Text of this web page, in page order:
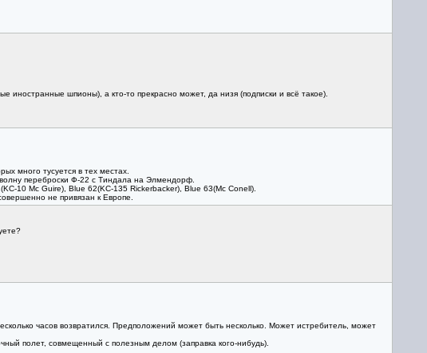
шпионы), а кто-то прекрасно может, да низя (подписки и всё такое).
много тусуется в тех местах.
переброски Ф-22 с Тиндала на Элмендорф.
10 Mc Guire), Blue 62(KC-135 Rickerbacker), Blue 63(Mc Conell).
не привязан к Европе.
часов возвратился. Предположений может быть несколько. Может истребитель, может
полет, совмещенный с полезным делом (заправка кого-нибудь).